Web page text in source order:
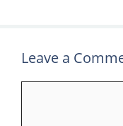
Leave a